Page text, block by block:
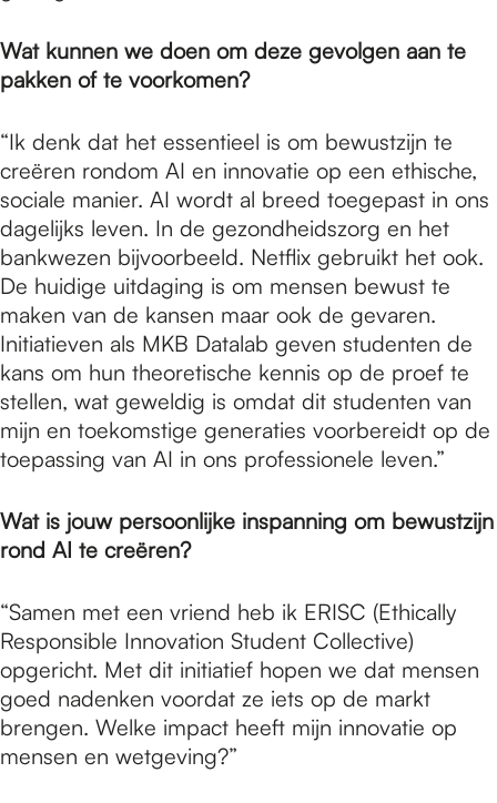
Wat kunnen we doen om deze gevolgen aan te
pakken of te voorkomen?
“Ik denk dat het essentieel is om bewustzijn te
creëren rondom AI en innovatie op een ethische,
sociale manier. AI wordt al breed toegepast in ons
dagelijks leven. In de gezondheidszorg en het
bankwezen bijvoorbeeld. Netflix gebruikt het ook.
De huidige uitdaging is om mensen bewust te
maken van de kansen maar ook de gevaren.
Initiatieven als MKB Datalab geven studenten de
kans om hun theoretische kennis op de proef te
stellen, wat geweldig is omdat dit studenten van
mijn en toekomstige generaties voorbereidt op de
toepassing van AI in ons professionele leven.”
Wat is jouw persoonlijke inspanning om bewustzijn
rond AI te creëren?
“Samen met een vriend heb ik ERISC (Ethically
Responsible Innovation Student Collective)
opgericht. Met dit initiatief hopen we dat mensen
goed nadenken voordat ze iets op de markt
brengen. Welke impact heeft mijn innovatie op
mensen en wetgeving?”